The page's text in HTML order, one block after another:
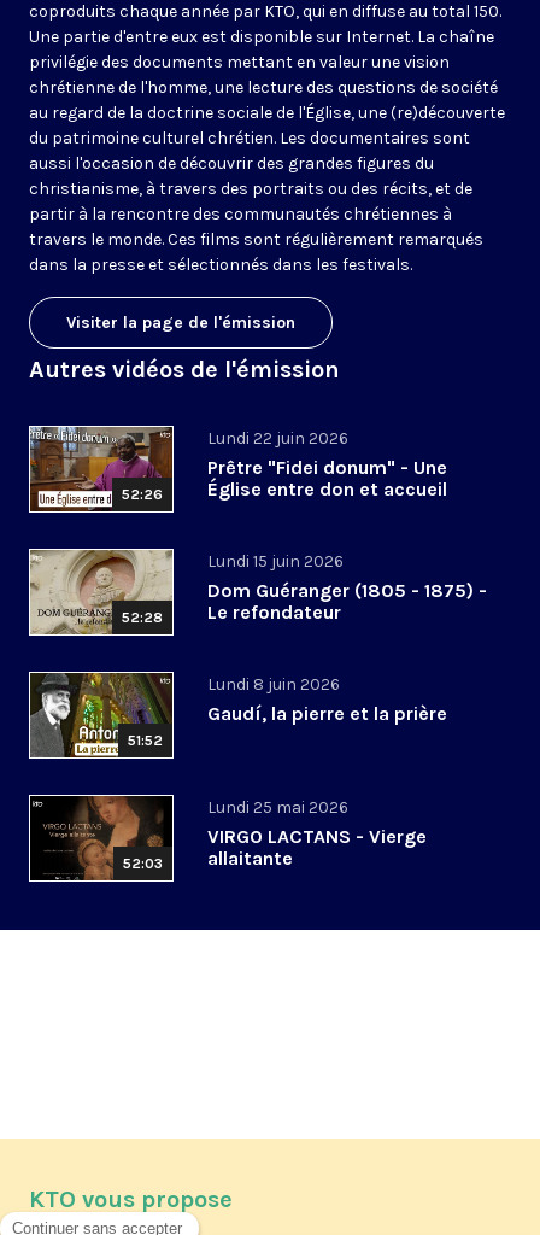
coproduits chaque année par KTO, qui en diffuse au total 150.
Une partie d'entre eux est disponible sur Internet. La chaîne
privilégie des documents mettant en valeur une vision
chrétienne de l'homme, une lecture des questions de société
au regard de la doctrine sociale de l'Église, une (re)découverte
du patrimoine culturel chrétien. Les documentaires sont
aussi l'occasion de découvrir des grandes figures du
christianisme, à travers des portraits ou des récits, et de
partir à la rencontre des communautés chrétiennes à
travers le monde. Ces films sont régulièrement remarqués
dans la presse et sélectionnés dans les festivals.
Visiter la page de l'émission
Autres vidéos de l'émission
52:26
Lundi 22 juin 2026
Prêtre "Fidei donum" - Une
Église entre don et accueil
52:28
Lundi 15 juin 2026
Dom Guéranger (1805 - 1875) -
Le refondateur
51:52
Lundi 8 juin 2026
Gaudí, la pierre et la prière
52:03
Lundi 25 mai 2026
VIRGO LACTANS - Vierge
allaitante
KTO vous propose